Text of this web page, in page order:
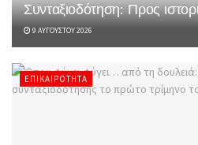
Συνταξιοδότηση: Προς
9 ΑΥΓΟΎΣΤΟΥ 2026
ΕΠΙΚΑΙΡΌΤΗΤΑ